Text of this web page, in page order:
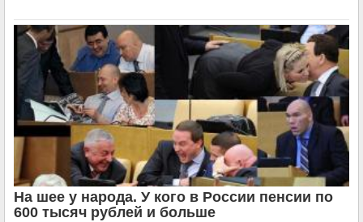
На шее у народа. У кого в России пенсии по
600 тысяч рублей и больше